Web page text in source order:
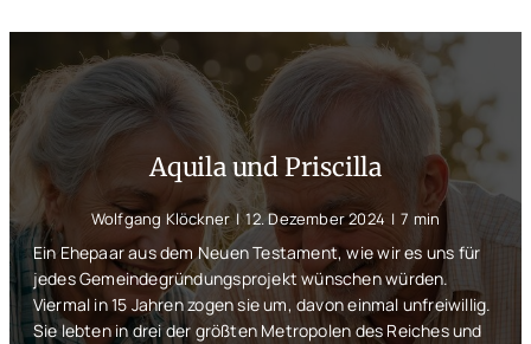
Aquila und Priscilla
Wolfgang Klöckner | 12. Dezember 2024 | 7 min
Ein Ehepaar aus dem Neuen Testament, wie wir es uns für
jedes Gemeindegründungsprojekt wünschen würden.
Viermal in 15 Jahren zogen sie um, davon einmal unfreiwillig.
Sie lebten in drei der größten Metropolen des Reiches und